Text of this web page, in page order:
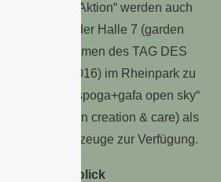
und „Grills in Aktion“ werden auch
in der Halle 7 (garden
im Rahmen des TAG DES
September 2016) im Rheinpark zu
steht der „spoga+gafa open sky“
Halle 6 (garden creation & care) als
und Werkzeuge zur Verfügung.
im Überblick